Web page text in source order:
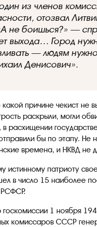
из членов
отозвал
не боишься?» —
выхода… Город
— людям
Денисович».
причине чекист не
раскрыли, могли
в расхищении
бы по этапу. Не
времена, и НКВД не
истинному патриоту
в число 15 наиболее
РСФСР.
1 ноября
комиссаров СССР